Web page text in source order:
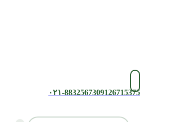
۰۲۱-8832567309126715375